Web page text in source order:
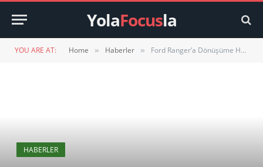
YolaFocusla
YOU ARE AT: Home » Haberler » Ford Ranger’a Dönüşüme Hazır Şasi Kabin Seçeneği
HABERLER